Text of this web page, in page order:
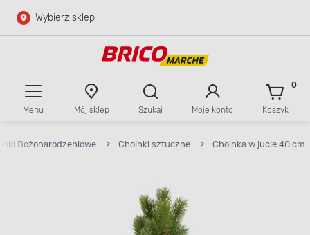
Przejdź do głównej zawartości
Wybierz sklep
Menu Mój sklep Szukaj Moje konto Koszyk
0
Bożonarodzeniowe > Choinki sztuczne > Choinka w jucie 40 cm